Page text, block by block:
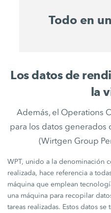
Todo en
Todo en un solo lugar
Con el John Deere
WIRTGEN GROUP crea
centralizada para todas
preparado para el futuro
vanguardia de la
seguir siendo
plazo.
Los datos de
la
Además, el Operations
para los datos generados
(Wirtgen Group
WPT, unido a la denominación
realizada, hace referencia a
máquina que emplean
una máquina para recopilar
tareas realizadas. Estos datos